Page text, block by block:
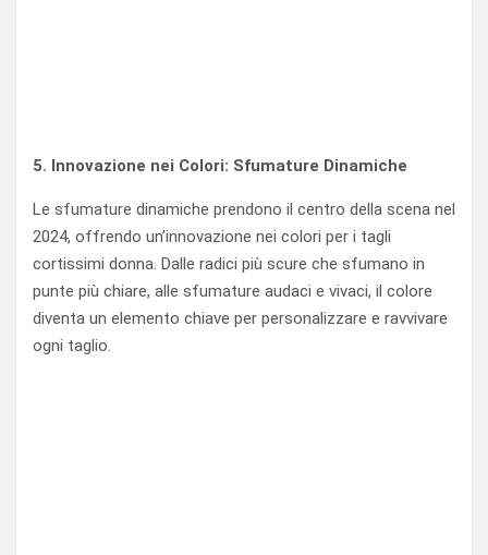
5. Innovazione nei Colori: Sfumature Dinamiche
Le sfumature dinamiche prendono il centro della scena nel
2024, offrendo un’innovazione nei colori per i tagli
cortissimi donna. Dalle radici più scure che sfumano in
punte più chiare, alle sfumature audaci e vivaci, il colore
diventa un elemento chiave per personalizzare e ravvivare
ogni taglio.